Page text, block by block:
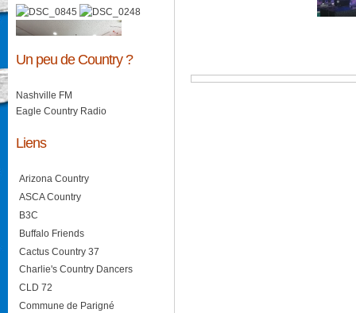
Un peu de Country ?
Nashville FM
Eagle Country Radio
Liens
Arizona Country
ASCA Country
B3C
Buffalo Friends
Cactus Country 37
Charlie's Country Dancers
CLD 72
Commune de Parigné